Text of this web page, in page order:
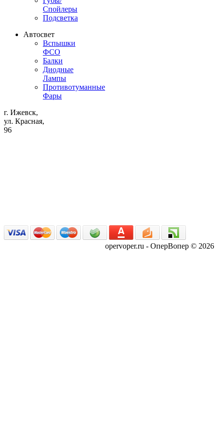
Спойлеры
Подсветка
Автосвет
Вспышки
ФСО
Балки
Диодные
Лампы
Противотуманные
Фары
г. Ижевск,
ул. Красная,
96
opervoper.ru - ОперВопер © 2026